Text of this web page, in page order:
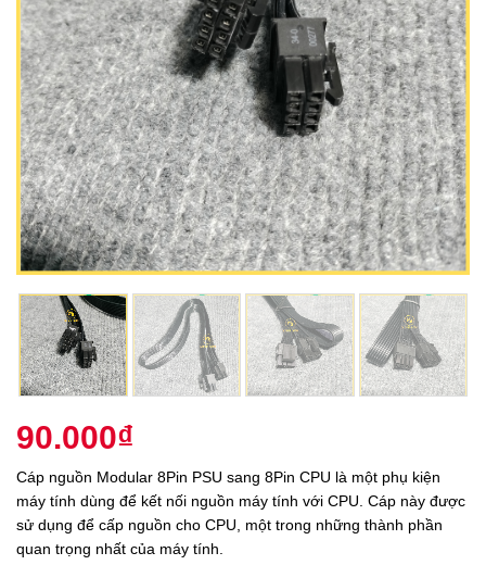
90.000₫
Cáp nguồn Modular 8Pin PSU sang 8Pin CPU là một phụ kiện
máy tính dùng để kết nối nguồn máy tính với CPU. Cáp này được
sử dụng để cấp nguồn cho CPU, một trong những thành phần
quan trọng nhất của máy tính.